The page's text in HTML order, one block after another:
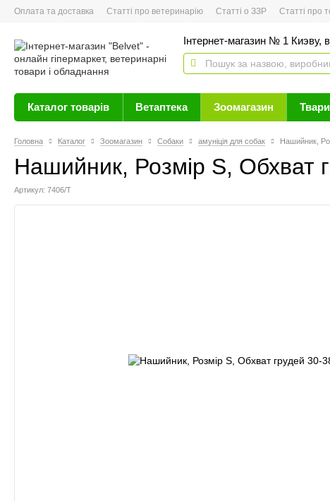
Оплата та доставка Статті про ветеринарію Статті о ЗЗР Статті про
Інтернет-магазин № 1 Киэву,
Каталог товарів Ветаптека Зоомагазин
Головна Каталог Зоомагазин Собаки амуніція для собак Нашийник,
Нашийник, Розмір S, Обхват
Артикул: 7406/Т